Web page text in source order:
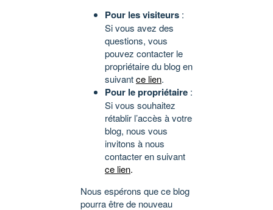
Pour les visiteurs :
Si vous avez des
questions, vous
pouvez contacter le
propriétaire du blog en
suivantce lien.
Pour le propriétaire :
Si vous souhaitez
rétablir l’accès à votre
blog, nous vous
invitons à nous
contacter en suivant
ce lien.
Nous espérons que ce blog
pourra être de nouveau